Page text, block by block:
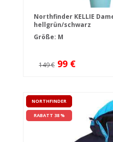
Northfinder KELLIE
hellgrün/schwarz
Größe: M
149 € 99 €
NORTHFINDER
RABATT 38 %